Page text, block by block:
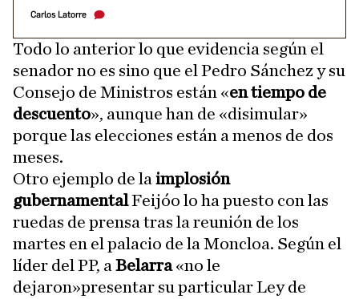
Carlos Latorre
Todo lo anterior lo que evidencia según el
senador no es sino que el Pedro Sánchez y su
Consejo de Ministros están «en tiempo de
descuento», aunque han de «disimular»
porque las elecciones están a menos de dos
meses.
Otro ejemplo de la implosión
gubernamentalFeijóo lo ha puesto con las
ruedas de prensa tras la reunión de los
martes en el palacio de la Moncloa. Según el
líder del PP, a Belarra«no le
dejaron»presentar su particular Ley de